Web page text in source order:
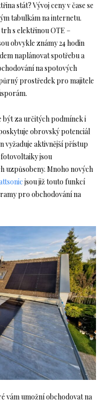
stát? Vývoj ceny v čase se
tabulkám na internetu.
s elektřinou OTE –
obvykle známy 24 hodin
naplánovat spotřebu a
na spotových
prostředek pro majitele
být za určitých podmínek i
obrovský potenciál
vyžaduje aktivnější přístup
jsou
uzpůsobeny. Mnoho nových
jsou již touto funkcí
pro obchodování na
vám umožní obchodovat na